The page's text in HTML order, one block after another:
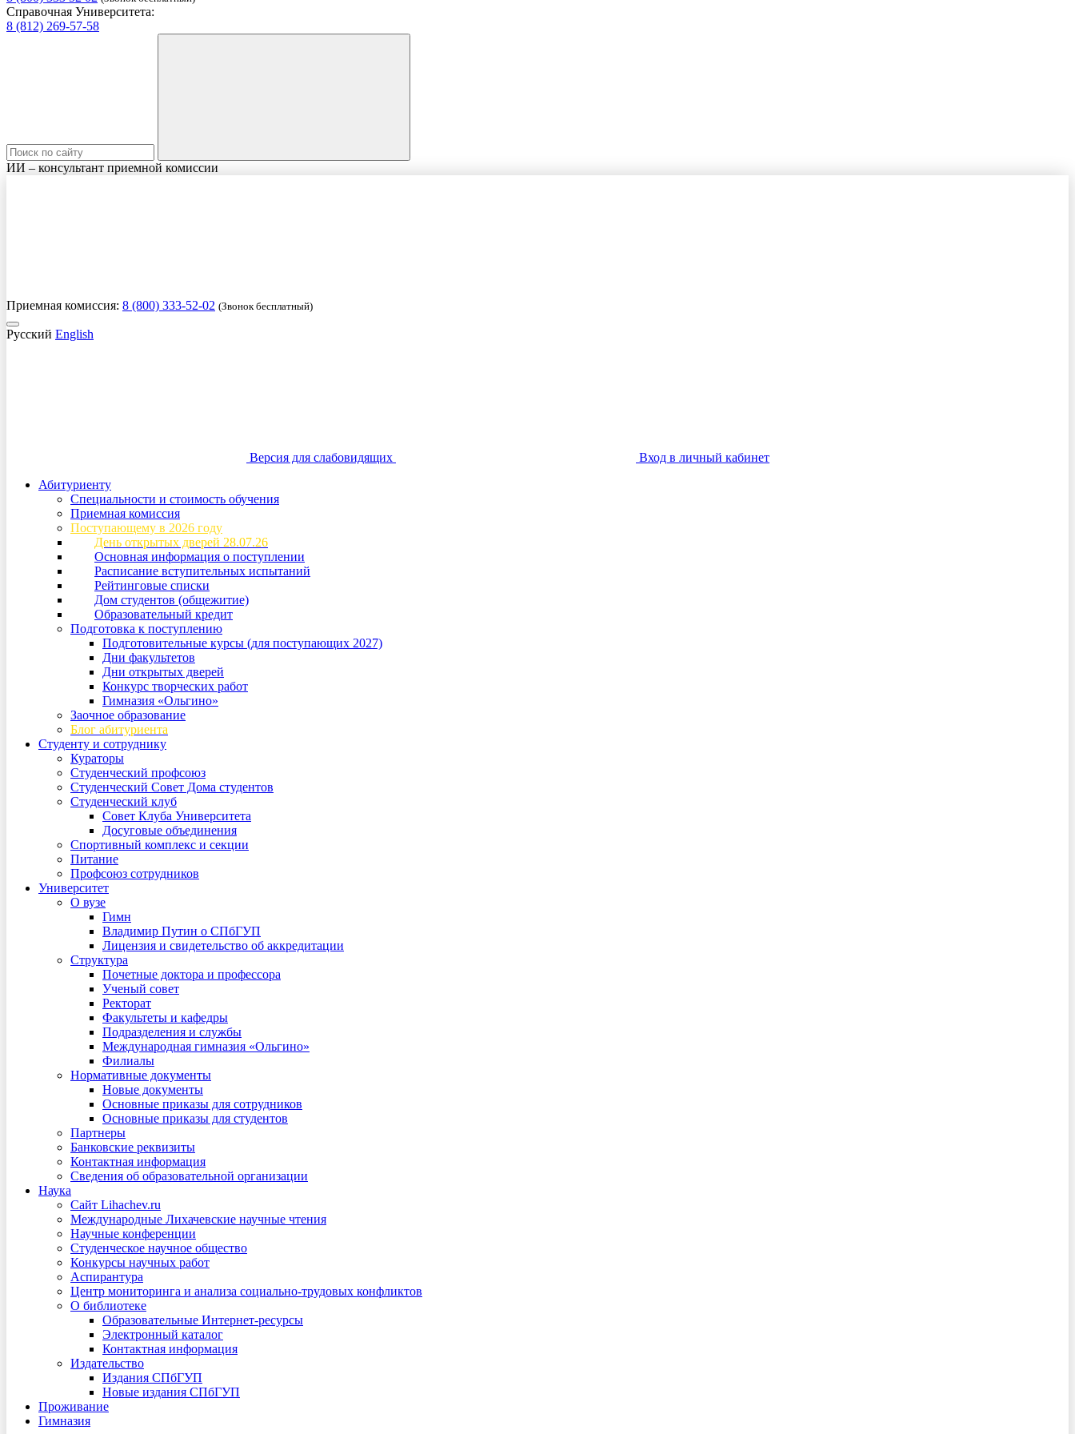
Справочная Университета:
8 (812) 269-57-58
ИИ – консультант приемной комиссии
Приемная комиссия: 8 (800) 333-52-02 (Звонок бесплатный)
Русский English
Версия для слабовидящих
Вход в личный кабинет
Абитуриенту
Специальности и стоимость обучения
Приемная комиссия
Поступающему в 2026 году
День открытых дверей 28.07.26
Основная информация о поступлении
Расписание вступительных испытаний
Рейтинговые списки
Дом студентов (общежитие)
Образовательный кредит
Подготовка к поступлению
Подготовительные курсы (для поступающих 2027)
Дни факультетов
Дни открытых дверей
Конкурс творческих работ
Гимназия «Ольгино»
Заочное образование
Блог абитуриента
Студенту и сотруднику
Кураторы
Студенческий профсоюз
Студенческий Совет Дома студентов
Студенческий клуб
Совет Клуба Университета
Досуговые объединения
Спортивный комплекс и секции
Питание
Профсоюз сотрудников
Университет
О вузе
Гимн
Владимир Путин о СПбГУП
Лицензия и свидетельство об аккредитации
Структура
Почетные доктора и профессора
Ученый совет
Ректорат
Факультеты и кафедры
Подразделения и службы
Международная гимназия «Ольгино»
Филиалы
Нормативные документы
Новые документы
Основные приказы для сотрудников
Основные приказы для студентов
Партнеры
Банковские реквизиты
Контактная информация
Сведения об образовательной организации
Наука
Сайт Lihachev.ru
Международные Лихачевские научные чтения
Научные конференции
Студенческое научное общество
Конкурсы научных работ
Аспирантура
Центр мониторинга и анализа социально-трудовых конфликтов
О библиотеке
Образовательные Интернет-ресурсы
Электронный каталог
Контактная информация
Издательство
Издания СПбГУП
Новые издания СПбГУП
Проживание
Гимназия